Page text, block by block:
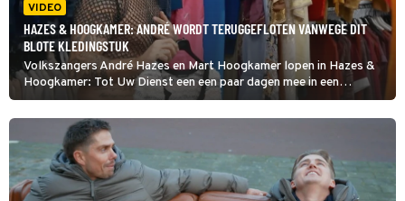
VIDEO
HAZES & HOOGKAMER: ANDRÉ WORDT TERUGGEFLOTEN VANWEGE DIT
BLOTE KLEDINGSTUK
Volkszangers André Hazes en Mart Hoogkamer lopen in Hazes &
Hoogkamer: Tot Uw Dienst een een paar dagen mee in een
kringloopwinkel en die eerste heeft daar een bijzonder kledingstuk
gevonden, dat nogal bloot is, en dat wil hij eigenlijk wel houden. De
zanger wordt echter teruggefloten door een winkelmedewerker:
'Uitkleden en normaal doen.'